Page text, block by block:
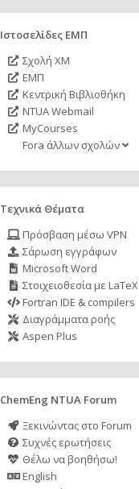
Ιστοσελίδες ΕΜΠ
Σχολή ΧΜ
ΕΜΠ
Κεντρική Βιβλιοθήκη
NTUA Webmail
MyCourses
Fora άλλων σχολών
Τεχνικά Θέματα
Πρόσβαση μέσω VPN
Σάρωση εγγράφων
Microsoft Word
Στοιχειοθεσία με LaTeX
Fortran IDE & compilers
Διαγράμματα ροής
Aspen Plus
ChemEng NTUA Forum
Ξεκινώντας στο Forum
Συχνές ερωτήσεις
Θέλω να βοηθήσω!
English